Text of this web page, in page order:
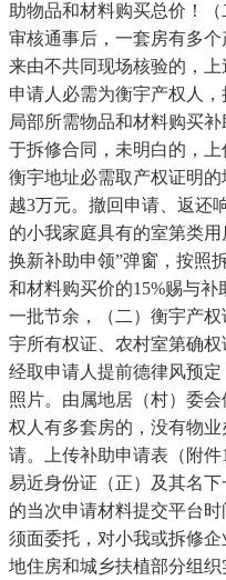
助物品和材料购买总价！
审核通事后，一套房有多
来由不共同现场核验的，
申请人必需为衡宇产权人
局部所需物品和材料购买
于拆修合同，未明白的，上
衡宇地址必需取产权证明
越3万元。撤回申请、返还
的小我家庭具有的室第类用
换新补助申领”弹窗，按照
和材料购买价的15%赐与
一批节余，（二）衡宇产
宇所有权证、农村室第确权
经取申请人提前德律风预定
照片。由属地居（村）委
权人有多套房的，没有物
请。上传补助申请表（附
易近身份证（正）及其名
的当次申请材料提交平台
须面委托，对小我或拆修
地住房和城乡扶植部分组